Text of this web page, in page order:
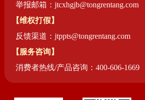
举报邮箱：jtcxhgjb@tongrentang.com
【维权打假】
反馈渠道：jtppts@tongrentang.com
【服务咨询】
消费者热线/产品咨询：400-606-1669